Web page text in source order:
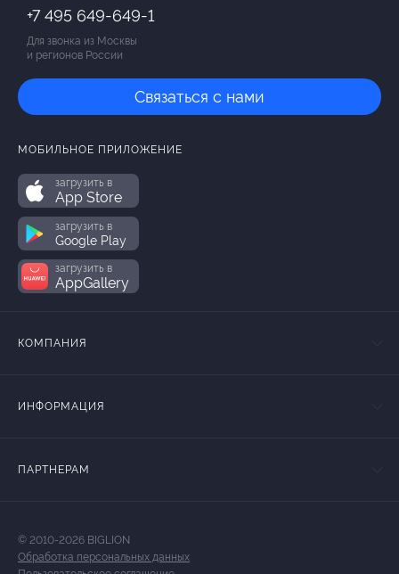
+7 495 649-649-1
Для звонка из Москвы
и регионов России
Связаться с нами
МОБИЛЬНОЕ ПРИЛОЖЕНИЕ
загрузить в
App Store
загрузить в
Google Play
загрузить в
AppGallery
КОМПАНИЯ
ИНФОРМАЦИЯ
ПАРТНЕРАМ
© 2010-2026 BIGLION
Обработка персональных данных